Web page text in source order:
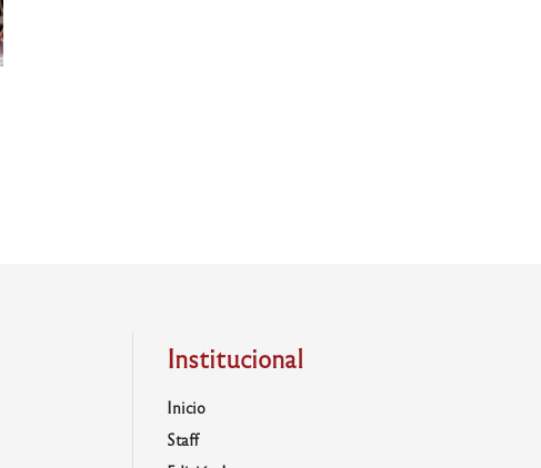
Institucional
Inicio
Staff